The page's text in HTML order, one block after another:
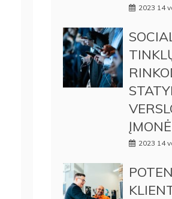
2023 14
2023 14